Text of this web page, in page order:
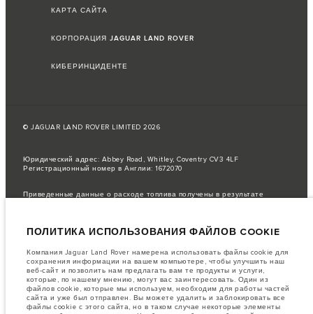
КАРТА САЙТА
КОРПОРАЦИЯ JAGUAR LAND ROVER
КИБЕРИНЦИДЕНТЕ
© JAGUAR LAND ROVER LIMITED 2026
Юридический адрес: Abbey Road, Whitley, Coventry CV3 4LF
Регистрационный номер в Англии: 1672070
Приведенные данные о расходе топлива получены в результате
Фактический расход топлива автомобиля может отличаться от
для сравнения.
важное примечание в отношений изображений и спецификаций.
настоящее время в мире наблюдается дефицит полупроводников,
который оказывает влияние на спецификации производимых
транспортных средств, доступность опционального оборудования и
сроки производства. Ситуация меняется очень быстро. Поэтому
используемые на сайте изображения могут не в полной мере
ПОЛИТИКА ИСПОЛЬЗОВАНИЯ ФАЙЛОВ COOKIE
Компания Jaguar Land Rover намерена использовать файлы cookie для
сохранения информации на вашем компьютере, чтобы улучшить наш
веб-сайт и позволить нам предлагать вам те продукты и услуги,
которые, по нашему мнению, могут вас заинтересовать. Один из
файлов cookie, которые мы используем, необходим для работы частей
сайта и уже был отправлен. Вы можете удалить и заблокировать все
файлы cookie с этого сайта, но в таком случае некоторые элементы